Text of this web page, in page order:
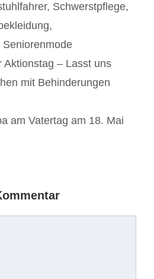
, Schwerstpflege,
,
Seniorenmode
Aktionstag – Lasst uns
mit Behinderungen
am Vatertag am 18. Mai